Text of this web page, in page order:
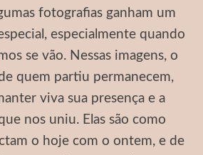
fotografias ganham um
especialmente quando
se vão. Nessas imagens, o
quem partiu permanecem,
viva sua presença e a
nos uniu. Elas são como
o hoje com o ontem, e de